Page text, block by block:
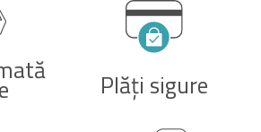
Plăți sigure